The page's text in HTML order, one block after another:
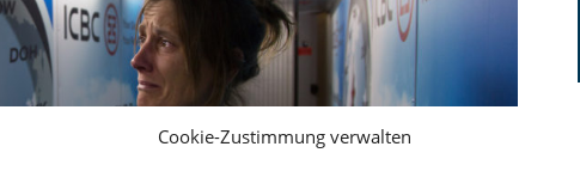
Cookie-Zustimmung verwalten